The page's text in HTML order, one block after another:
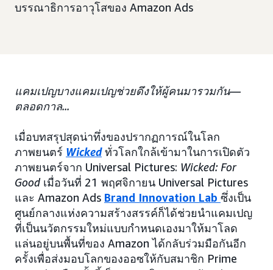
บรรณาธิการอาวุโสของ Amazon Ads
แคมเปญบางแคมเปญช่วยดึงให้ผู้คนมารวมกัน—
ตลอดกาล...
เมื่อบทสรุปสุดน่าทึ่งของปรากฏการณ์ในโลก
ภาพยนตร์ Wickedทั่วโลกใกล้เข้ามาในการเปิดตัว
ภาพยนตร์จาก Universal Pictures: Wicked: For
Goodเมื่อวันที่ 21 พฤศจิกายน Universal Pictures
และ Amazon Ads Brand Innovation Lab ซึ่งเป็น
ศูนย์กลางแห่งความสร้างสรรค์ก็ได้ช่วยนำแคมเปญ
ที่เป็นนวัตกรรมใหม่แบบกำหนดเองมาให้มาโลด
แล่นอยู่บนพื้นที่ของ Amazon ได้กลับร่วมมือกันอีก
ครั้งเพื่อส่งมอบโลกของออซให้กับสมาชิก Prime